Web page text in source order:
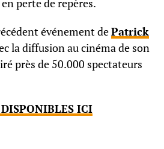
perte de repères.
événement dePatrick
la diffusion au cinéma de son
près de 50.000 spectateurs
ICI